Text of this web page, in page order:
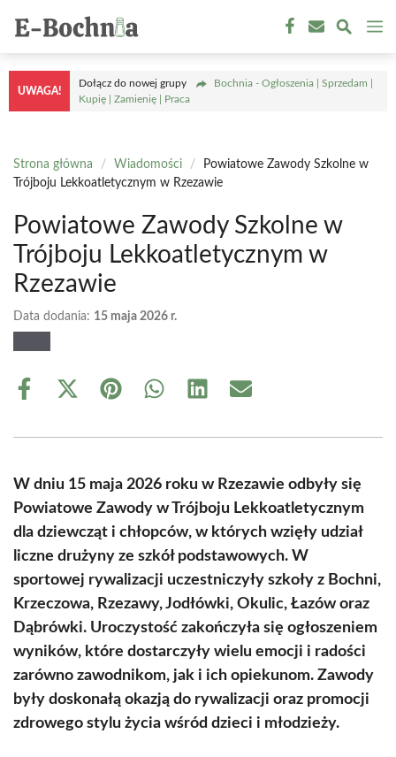
treści
UWAGA!
Dołącz do nowej grupy
Bochnia - Ogłoszenia | Sprzedam |
Kupię | Zamienię | Praca
Strona główna / Wiadomości /
Powiatowe Zawody Szkolne w
Trójboju Lekkoatletycznym w Rzezawie
Powiatowe Zawody Szkolne w
Trójboju Lekkoatletycznym w
Rzezawie
Data dodania: 15 maja 2026 r.
Share
Share
(Twitter)
Share Share Share Share
W dniu 15 maja 2026 roku w Rzezawie odbyły się
Powiatowe Zawody w Trójboju Lekkoatletycznym
dla dziewcząt i chłopców, w których wzięły udział
liczne drużyny ze szkół podstawowych. W
sportowej rywalizacji uczestniczyły szkoły z Bochni,
Krzeczowa, Rzezawy, Jodłówki, Okulic, Łazów oraz
Dąbrówki. Uroczystość zakończyła się ogłoszeniem
wyników, które dostarczyły wielu emocji i radości
zarówno zawodnikom, jak i ich opiekunom. Zawody
były doskonałą okazją do rywalizacji oraz promocji
zdrowego stylu życia wśród dzieci i młodzieży.